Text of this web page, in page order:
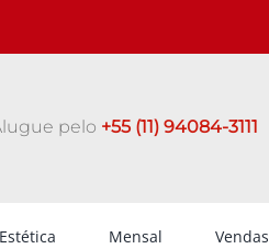
pelo +55 (11) 94084-3111
Mensal Vendas